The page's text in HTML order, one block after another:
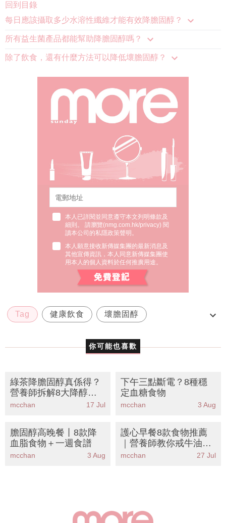
回到目錄
每日應該攝取多少水溶性纖維才能有效降膽固醇？
所有益生菌產品都能幫助降膽固醇嗎？
除了飲食，還有什麼方法可以降低壞膽固醇？
本人已詳閱並同意遵守本文列明條款及
細則。 請瀏覽(nmg.com.hk/privacy) 閱
讀本公司的私隱政策聲明。
本人願意接收新傳媒集團的最新消息及
其他宣傳資訊，本人同意新傳媒集團使
用本人的個人資料於任何推廣用途。
Tag 健康飲食 壞膽固醇
你可能也喜歡
綠茶降膽固醇真係得？
營養師拆解8大降醇神
級食物丨附正確飲法與
mcchan 17 Jul
下午三點斷電？8種穩
定血糖食物
mcchan 3 Aug
膽固醇高晚餐丨8款降
血脂食物＋一週食譜
mcchan 3 Aug
護心早餐8款食物推薦
｜營養師教你戒牛油多
士
mcchan 27 Jul